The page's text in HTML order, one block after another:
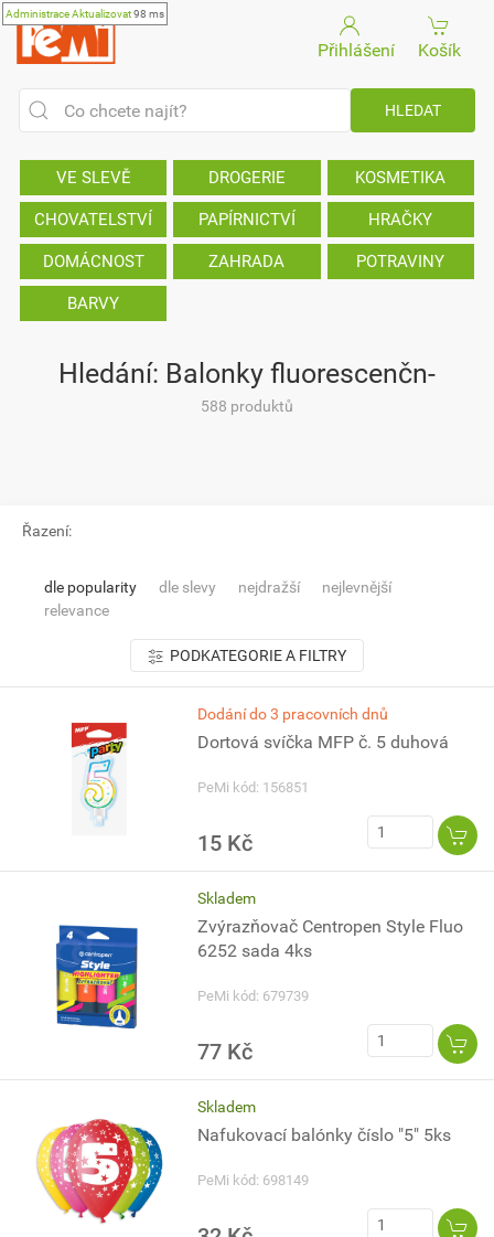
AdministraceAktualizovat98 ms
Přihlášení Košík
VE SLEVĚ DROGERIE KOSMETIKA
CHOVATELSTVÍ PAPÍRNICTVÍ HRAČKY
DOMÁCNOST ZAHRADA POTRAVINY
BARVY
Hledání: Balonky fluorescenčn-
588 produktů
Řazení:
dle popularity dle slevy nejdražší
nejlevnější
relevance
PODKATEGORIE A FILTRY
Dodání do 3 pracovních dnů
Dortová svíčka MFP č. 5 duhová
PeMi kód: 156851
15 Kč
Skladem
Zvýrazňovač Centropen Style Fluo
6252 sada 4ks
PeMi kód: 679739
77 Kč
Skladem
Nafukovací balónky číslo "5" 5ks
PeMi kód: 698149